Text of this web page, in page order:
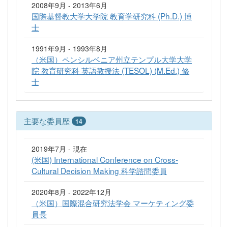
2008年9月 - 2013年6月
国際基督教大学大学院 教育学研究科 (Ph.D.) 博
士
1991年9月 - 1993年8月
（米国）ペンシルベニア州立テンプル大学大学
院 教育研究科 英語教授法 (TESOL) (M.Ed.) 修
士
主要な委員歴 14
2019年7月 - 現在
(米国) International Conference on Cross-
Cultural Decision Making 科学諮問委員
2020年8月 - 2022年12月
（米国）国際混合研究法学会 マーケティング委
員長